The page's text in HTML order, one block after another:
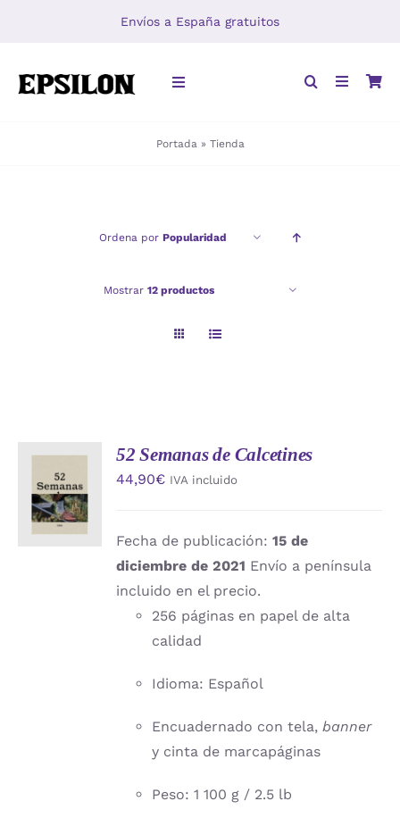
Envíos a España gratuitos
Toggle
Portada » Tienda
Ordena por Popularidad
Mostrar 12 productos
AL
CARRITO
/
DETALLES
52 Semanas de Calcetines
44,90€ IVA incluido
Fecha de publicación:15 de
diciembre de 2021 Envío a península
incluido en el precio.
256 páginas en papel de alta
calidad
Idioma: Español
Encuadernado con tela,banner
y cinta de marcapáginas
Peso: 1 100 g / 2.5 lb